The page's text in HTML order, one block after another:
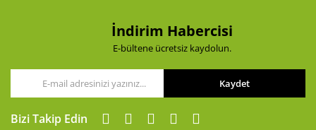
İndirim Habercisi
E-bültene ücretsiz kaydolun.
Kaydet
Bizi Takip Edin